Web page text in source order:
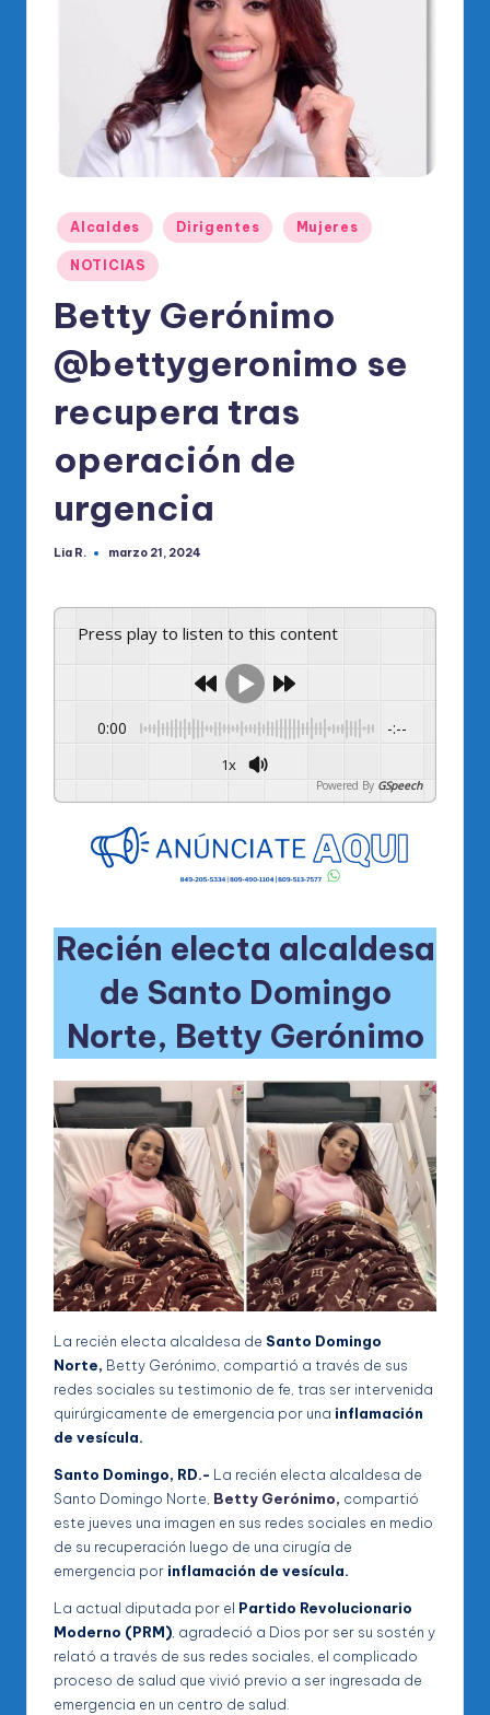
ci
al
el
P
R
M
Publicado
en
Alcaldes Dirigentes Mujeres
NOTICIAS
Betty Gerónimo
@bettygeronimo se
recupera tras
operación de
urgencia
Publicado
Lia R. marzo 21, 2024
Press play to listen to this content
0:00 -:--
1x
Powered By GSpeech
Recién electa alcaldesa
de Santo Domingo
Norte, Betty Gerónimo
La recién electa alcaldesa de Santo Domingo
Norte, Betty Gerónimo, compartió a través de sus
redes sociales su testimonio de fe, tras ser intervenida
quirúrgicamente de emergencia por una inflamación
de vesícula.
Santo Domingo, RD.- La recién electa alcaldesa de
Santo Domingo Norte, Betty Gerónimo, compartió
este jueves una imagen en sus redes sociales en medio
de su recuperación luego de una cirugía de
emergencia por inflamación de vesícula.
La actual diputada por el Partido Revolucionario
Moderno (PRM) , agradeció a Dios por ser su sostén y
relató a través de sus redes sociales, el complicado
proceso de salud que vivió previo a ser ingresada de
emergencia en un centro de salud.